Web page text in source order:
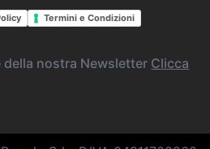
Termini e Condizioni
nostra Newsletter Clicca